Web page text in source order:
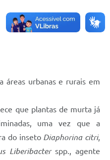
áreas urbanas e rurais em
que plantas de murta já
uma vez que a
do inseto Diaphorina citri,
Liberibacterspp., agente